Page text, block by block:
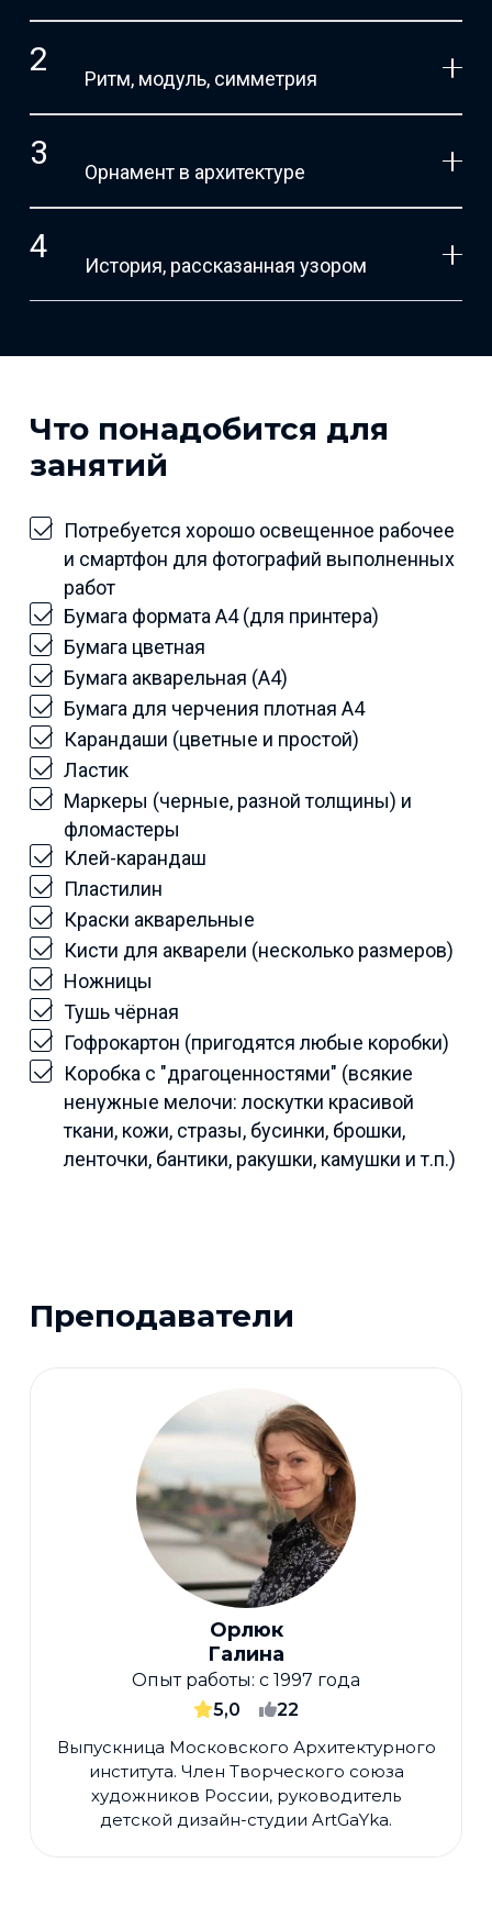
Ритм, модуль, симметрия
Орнамент в архитектуре
История, рассказанная узором
Что понадобится для
занятий
Потребуется хорошо освещенное рабочее
и смартфон для фотографий выполненных
работ
Бумага формата А4 (для принтера)
Бумага цветная
Бумага акварельная (А4)
Бумага для черчения плотная А4
Карандаши (цветные и простой)
Ластик
Маркеры (черные, разной толщины) и
фломастеры
Клей-карандаш
Пластилин
Краски акварельные
Кисти для акварели (несколько размеров)
Ножницы
Тушь чёрная
Гофрокартон (пригодятся любые коробки)
Коробка с "драгоценностями" (всякие
ненужные мелочи: лоскутки красивой
ткани, кожи, стразы, бусинки, брошки,
ленточки, бантики, ракушки, камушки и т.п.)
Преподаватели
Орлюк
Галина
Опыт работы: с 1997 года
5,0
22
Выпускница Московского Архитектурного
института. Член Творческого союза
художников России, руководитель
детской дизайн-студии ArtGaYka.